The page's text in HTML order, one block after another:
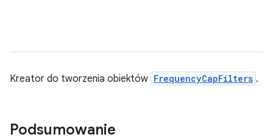
Kreator do tworzenia obiektów FrequencyCapFilters .
Podsumowanie